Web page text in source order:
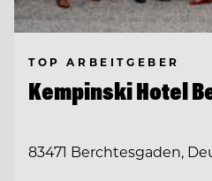
TOP ARBEITGEBER
Kempinski Hotel
83471 Berchtesgaden,